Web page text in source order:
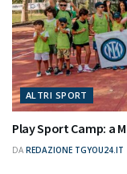
ALTRI SPORT
Play Sport Camp: a
DA REDAZIONE TGYOU24.IT